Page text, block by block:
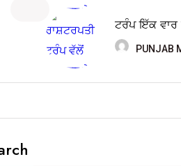
ਟਰੰਪ ਇੱਕ
PUNJAB